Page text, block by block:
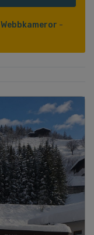
Webbkameror -